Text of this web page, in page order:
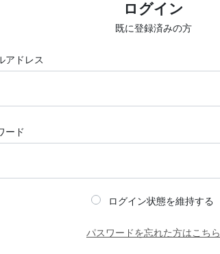
ログイン
既に登録済みの方
アドレス
ード
ログイン状態を維持する
パスワードを忘れた方はこちら